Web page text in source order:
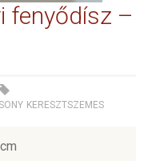
fenyődísz –
KERESZTSZEMES